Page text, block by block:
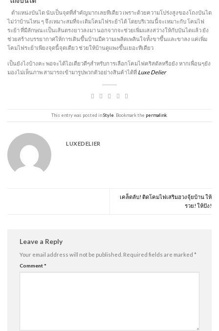
ตำแหน่งบันได นับเป็นจุดที่สำคัญมากเลยทีเดียว เพราะด้วยความโปร่งสูงของโถงบันได
ไม่ว่าบ้านไหน ๆ จึงเหมาะสมที่จะเติมโคมไฟระย้าได้ โดยบริเวณนี้จะเหมาะกับ โคมไฟ
ระย้า ที่มีลักษณะเป็นเส้นตรงยาวลงมา นอกจากจะช่วยเพิ่มแสงสว่างให้กับบันไดแล้ว ยัง
ช่วยสร้างบรรยากาศให้การเดินขึ้นบ้านมีความเพลิดเพลินใจทั้งขาขึ้นและขาลง แค่เพิ่ม
โคมไฟระย้าเพียงจุดนี้จุดเดียว ช่วยให้บ้านดูแพงขึ้นเยอะทีเดียว
เป็นยังไงบ้างคะ พอจะได้ไอเดียวดีๆสำหรับการเลือกโคมไฟคริสตัลหรือยัง หากเพื่อนๆยัง
มองไม่เห็นภาพ สามารถเข้ามารูปพวกตัวอย่างสินค้าได้ที่ Luxe Delier
This entry was posted inStyle . Bookmark the permalink
LUXEDELIER
เคล็ดลับ! ติดโคมไฟเสริมฮวงจุ้ยบ้าน ให้
รวย! ให้ปัง!
Leave a Reply
Your email address will not be published. Required fields are marked *
Comment*